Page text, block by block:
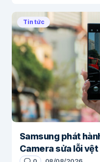
Tin tức
Samsung phát
Camera sửa lỗi